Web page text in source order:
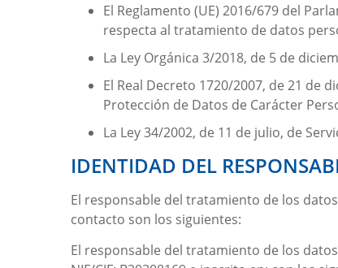
El Reglamento (UE) 2016/679 del
respecta al tratamiento de datos
La Ley Orgánica 3/2018, de 5 de
El Real Decreto 1720/2007, de 21 de
Protección de Datos de Carácter
La Ley 34/2002, de 11 de julio, de
IDENTIDAD DEL
El responsable del tratamiento de los
contacto son los siguientes:
El responsable del tratamiento de los